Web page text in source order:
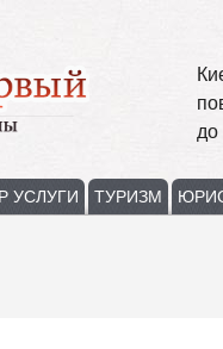
до
УСЛУГИ ТУРИЗМ